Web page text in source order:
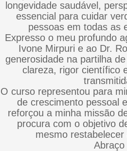
longevidade saudável,
essencial para cuidar
pessoas em todas as
Expresso o meu profundo
Ivone Mirpuri e ao Dr.
generosidade na partilha
clareza, rigor científico
O curso representou para
de crescimento pessoal
reforçou a minha missão
procura com o objetivo
mesmo restabelecer
Abraço